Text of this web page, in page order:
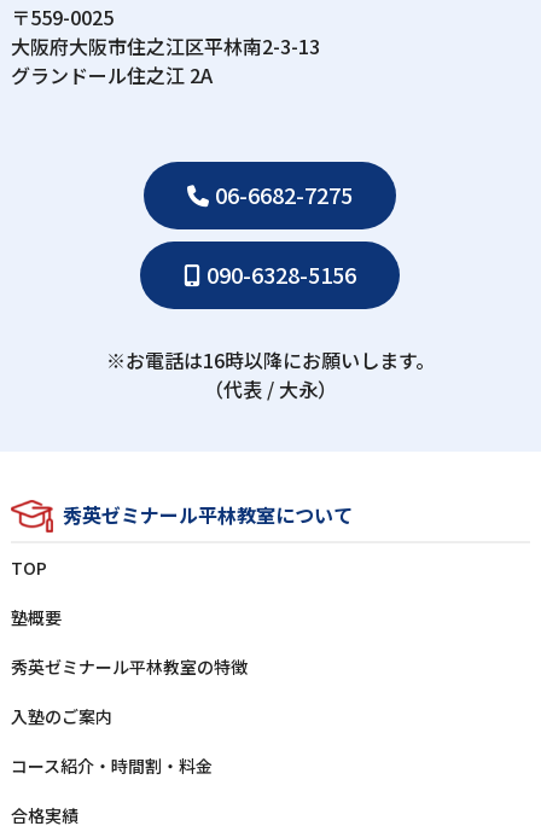
〒559-0025
⼤阪府⼤阪市住之江区平林南2-3-13
グランドール住之江 2A
06-6682-7275
090-6328-5156
※お電話は16時以降にお願いします。
（代表 / ⼤永）
秀英ゼミナール平林教室について
TOP
塾概要
秀英ゼミナール平林教室の特徴
⼊塾のご案内
コース紹介・時間割・料⾦
合格実績